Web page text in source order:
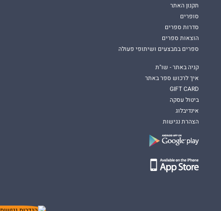
תקנון האתר
סופרים
סדרות ספרים
הוצאות ספרים
ספרים במבצעים ושיתופי פעולה
קניה באתר - שו"ת
איך לרכוש ספר באתר
GIFT CARD
ביטול עסקה
אינדיבלוג
הצהרת נגישות